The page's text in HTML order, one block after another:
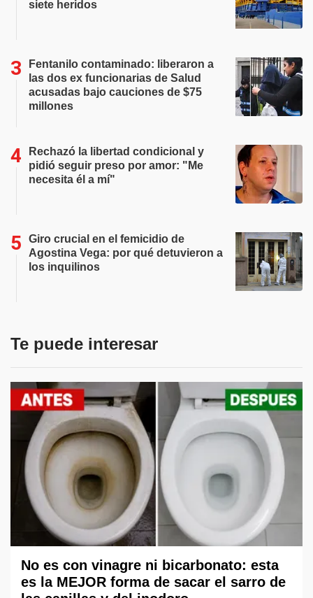
siete heridos
Fentanilo contaminado: liberaron a
las dos ex funcionarias de Salud
acusadas bajo cauciones de $75
millones
Rechazó la libertad condicional y
pidió seguir preso por amor: "Me
necesita él a mí"
Giro crucial en el femicidio de
Agostina Vega: por qué detuvieron a
los inquilinos
Te puede interesar
No es con vinagre ni bicarbonato: esta
es la MEJOR forma de sacar el sarro de